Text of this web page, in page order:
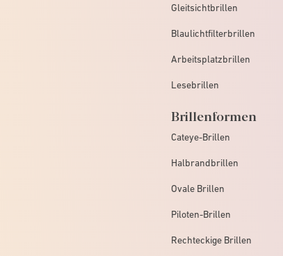
Gleitsichtbrillen
Blaulichtfilterbrillen
Arbeitsplatzbrillen
Lesebrillen
Brillenformen
Cateye-Brillen
Halbrandbrillen
Ovale Brillen
Piloten-Brillen
Rechteckige Brillen